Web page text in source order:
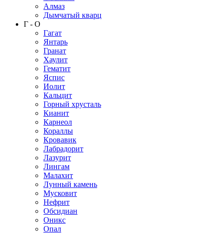
Алмаз
Дымчатый кварц
Г - О
Гагат
Янтарь
Гранат
Хаулит
Гематит
Яспис
Иолит
Кальцит
Горный хрусталь
Кианит
Карнеол
Кораллы
Кровавик
Лабрадорит
Лазурит
Лингам
Малахит
Лунный камень
Мусковит
Нефрит
Обсидиан
Оникс
Опал